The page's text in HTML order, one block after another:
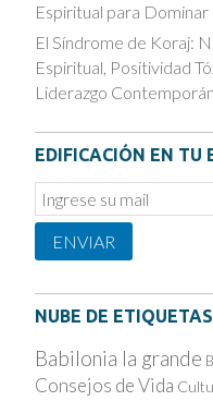
Espiritual para Dominar
El Síndrome de Koraj:
Espiritual, Positividad
Liderazgo
EDIFICACIÓN EN TU
Email
Subscription
ENVIAR
NUBE DE ETIQUETAS
Babilonia la grande
Consejos de Vida